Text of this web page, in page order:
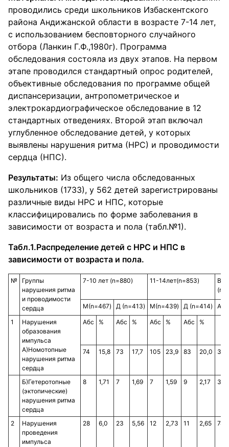
проводились среди школьников Избаскентского
района Андижанской области в возрасте 7-14 лет,
с использованием бесповторного случайного
отбора (Ланкин Г.Ф.,1980г). Программа
обследования состояла из двух этапов. На первом
этапе проводился стандартный опрос родителей,
объективные обследования по программе общей
диспансеризации, антропометрическое и
электрокардиографическое обследование в 12
стандартных отведениях. Второй этап включал
углубленное обследование детей, у которых
выявлены нарушения ритма (НРС) и проводимости
сердца (НПС).
Результаты: Из общего числа обследованных
школьников (1733), у 562 детей зарегистрированы
различные виды НРС и НПС, которые
классифицировались по форме заболевания в
зависимости от возраста и пола (табл.№1).
Табл.1.Распределение детей с НРС и НПС в
зависимости от возраста и пола.
№
Группы
нарушения ритма
и проводимости
сердца
7-10 лет (n=880) 11-14лет(n=853)
М(n=467) Д (n=413) М(n=439) Д (n=414)
1
Нарушения
образования
импульса
А)Номотопные
нарушения ритма
сердца
Абс % Абс % Абс % Абс %
74 15,8 73 17,7 105 23,9 83 20,0 335
Б)Гетеротопные
(эктопические)
нарушения ритма
сердца
8 1,71 7 1,69 7 1,59 9 2,17 31
2
Нарушения
проведения
импульса
28 6,0 23 5,56 12 2,73 11 2,65 74